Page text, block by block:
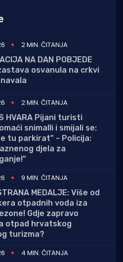
2 MIN. ČITANJA
NA DAN POBJEDE
osvanula na crkvi
2 MIN. ČITANJA
HVARA Pijani turisti
snimalli i smijali se:
tu parkirat" - Policija:
djela za
9 MIN. ČITANJA
MEDALJE: Više od
otpadnih voda iza
Gdje zapravo
otpad hrvatskog
turizma?
4 MIN. ČITANJA